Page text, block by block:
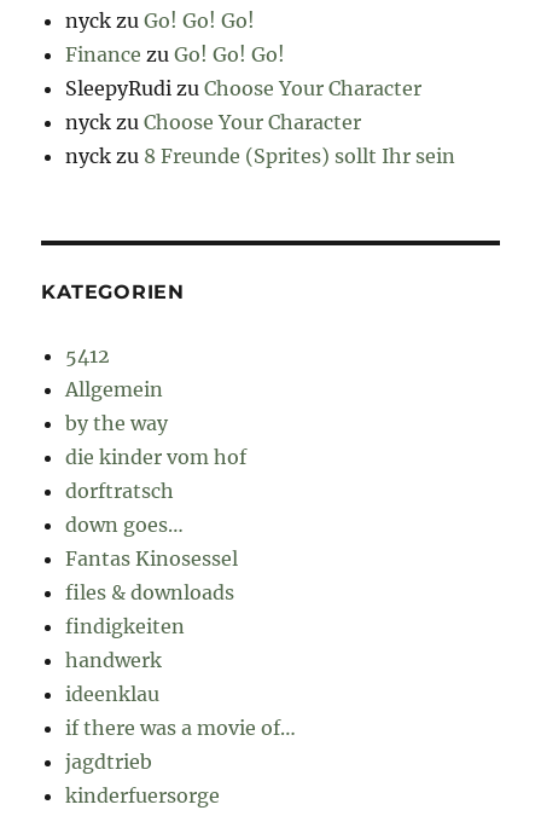
nyck zuGo! Go! Go!
Finance zuGo! Go! Go!
SleepyRudi zuChoose Your Character
nyck zuChoose Your Character
nyck zu 8 Freunde (Sprites) sollt Ihr sein
KATEGORIEN
5412
Allgemein
by the way
die kinder vom hof
dorftratsch
down goes…
Fantas Kinosessel
files & downloads
findigkeiten
handwerk
ideenklau
if there was a movie of…
jagdtrieb
kinderfuersorge